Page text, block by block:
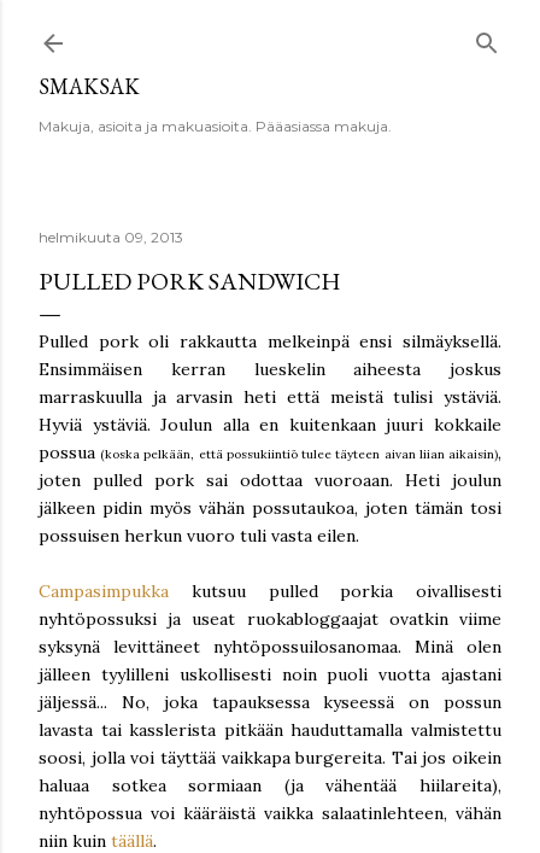
SMAKSAK
Makuja, asioita ja makuasioita. Pääasiassa makuja.
helmikuuta 09, 2013
PULLED PORK SANDWICH
Pulled pork oli rakkautta melkeinpä ensi silmäyksellä.
Ensimmäisen kerran lueskelin aiheesta joskus
marraskuulla ja arvasin heti että meistä tulisi ystäviä.
Hyviä ystäviä. Joulun alla en kuitenkaan juuri kokkaile
possua (koska pelkään, että possukiintiö tulee täyteen aivan liian aikaisin),
joten pulled pork sai odottaa vuoroaan. Heti joulun
jälkeen pidin myös vähän possutaukoa, joten tämän tosi
possuisen herkun vuoro tuli vasta eilen.
Campasimpukka kutsuu pulled porkia oivallisesti
nyhtöpossuksi ja useat ruokabloggaajat ovatkin viime
syksynä levittäneet nyhtöpossuilosanomaa. Minä olen
jälleen tyylilleni uskollisesti noin puoli vuotta ajastani
jäljessä... No, joka tapauksessa kyseessä on possun
lavasta tai kasslerista pitkään hauduttamalla valmistettu
soosi, jolla voi täyttää vaikkapa burgereita. Tai jos oikein
haluaa sotkea sormiaan (ja vähentää hiilareita),
nyhtöpossua voi kääräistä vaikka salaatinlehteen, vähän
niin kuin täällä.